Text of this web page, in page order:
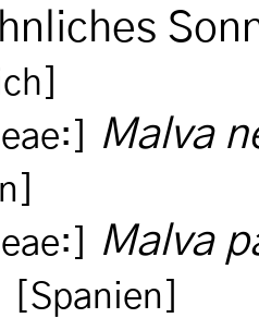
Malva
Malva
[Spanien]